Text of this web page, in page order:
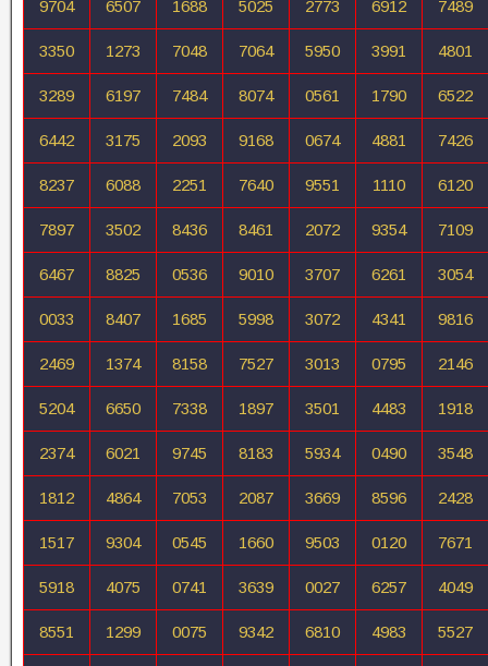
9704 6507 1688 5025 2773 6912 7489
3350 1273 7048 7064 5950 3991 4801
3289 6197 7484 8074 0561 1790 6522
6442 3175 2093 9168 0674 4881 7426
8237 6088 2251 7640 9551 1110 6120
7897 3502 8436 8461 2072 9354 7109
6467 8825 0536 9010 3707 6261 3054
0033 8407 1685 5998 3072 4341 9816
2469 1374 8158 7527 3013 0795 2146
5204 6650 7338 1897 3501 4483 1918
2374 6021 9745 8183 5934 0490 3548
1812 4864 7053 2087 3669 8596 2428
1517 9304 0545 1660 9503 0120 7671
5918 4075 0741 3639 0027 6257 4049
8551 1299 0075 9342 6810 4983 5527